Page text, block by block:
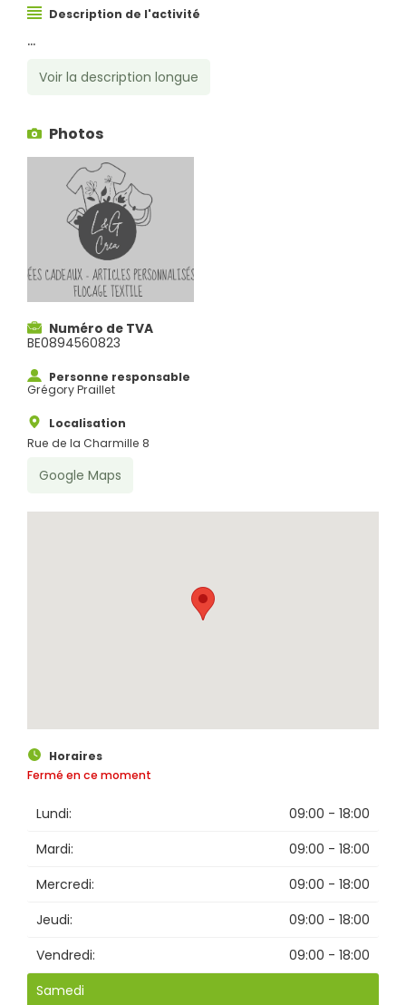
Description de l'activité
...
Voir la description longue
Photos
Numéro de TVA
BE0894560823
Personne responsable
Grégory Praillet
Localisation
Rue de la Charmille 8
Google Maps
Horaires
Fermé en ce moment
Lundi:
09:00 - 18:00
Mardi:
09:00 - 18:00
Mercredi:
09:00 - 18:00
Jeudi:
09:00 - 18:00
Vendredi:
09:00 - 18:00
Samedi